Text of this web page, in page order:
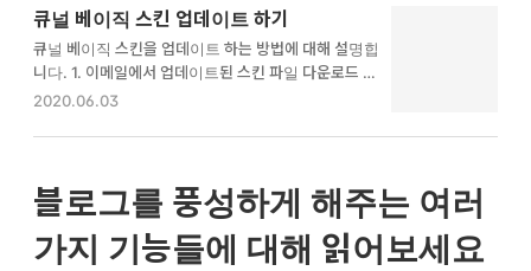
스킨 적용하기를 그대로 따르신 후 이 화면으로 다시 돌
아와주세요. 이미 다운받은 스킨을 적용하셨거나, 다운
받은 스킨을 적용하는 방법을 알고 계시다면 바로 아래
의 필수 설정하는 법을 보셔도 됩니다. 2. 필수 설정하
기 큐널 스킨을 적용한 블로그의 관리 화면으로 갑니다.
정'을 누른..
큐널 베이직 스킨 업데이트 하기
큐널 베이직 스킨을 업데이트 하는 방법에 대해 설명합
니다. 1. 이메일에서 업데이트된 스킨 파일 다운로드 하
기 스킨을 처음 구매할 당시 입력했던 이메일 서비스로
일'인 이메일을 찾아 주세요. 이메일을 보낸 사람의 이
'qunulskin@gmail.com'입니다. 이메일이 쉽게 찾아
지지 않는다면 검색 기능을 활용해 보세요. 이메일을 찾
았다면 이메일에 들어가 링크를 누르고 '다운로드'를 눌
러 스킨 파일을 받은 후 압축 해제해주세요. 2. 적용하
2020.06.03
블로그를 풍성하게 해주는 여러
가지 기능들에 대해 읽어보세요